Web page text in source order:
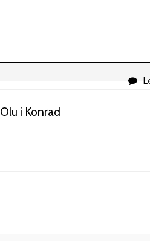
Olu i Konrad